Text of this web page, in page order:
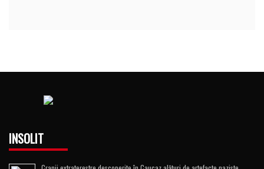
INSOLIT